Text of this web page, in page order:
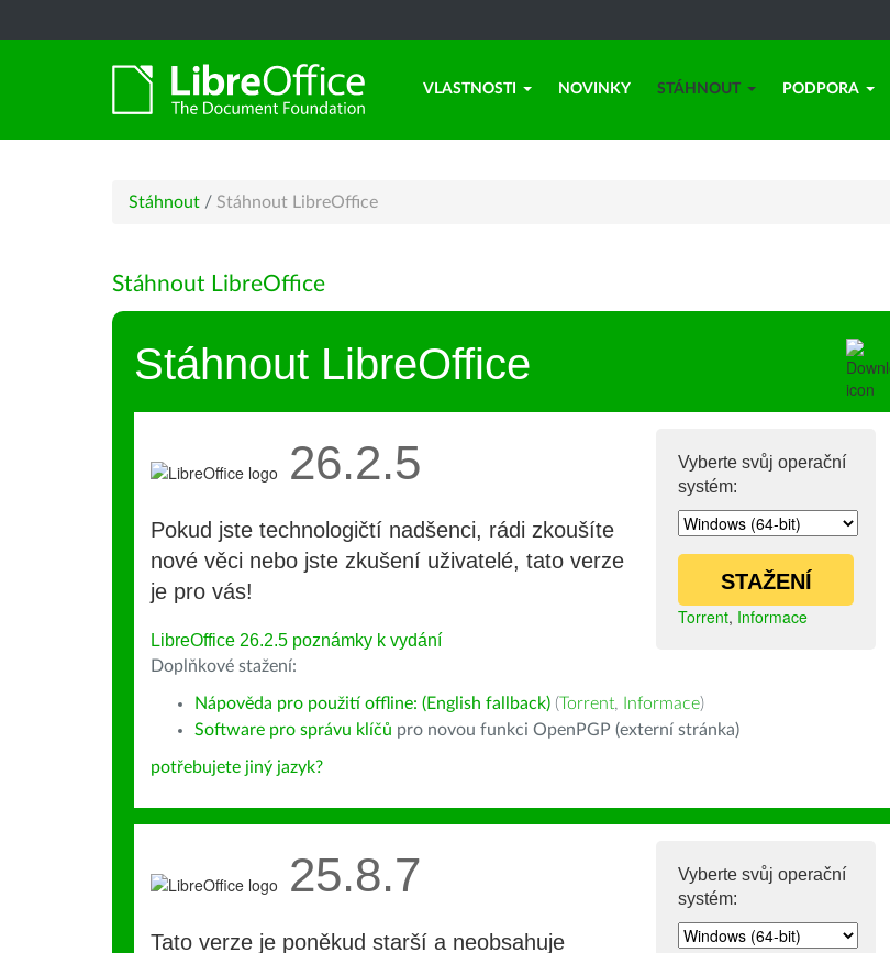
VLASTNOSTI NOVINKY STÁHNOUT PODPORA
Stáhnout / Stáhnout LibreOffice
Stáhnout LibreOffice
Stáhnout LibreOffice
Vyberte svůj operační
systém:
STAŽENÍ
Torrent, Informace
26.2.5
Pokud jste technologičtí nadšenci, rádi zkoušíte
nové věci nebo jste zkušení uživatelé, tato verze
je pro vás!
LibreOffice 26.2.5 poznámky k vydání
Doplňkové stažení:
Nápověda pro použití offline: (English fallback) (Torrent, Informace)
Software pro správu klíčů pro novou funkci OpenPGP (externí stránka)
potřebujete jiný jazyk?
Vyberte svůj operační
systém:
25.8.7
Tato verze je poněkud starší a neobsahuje